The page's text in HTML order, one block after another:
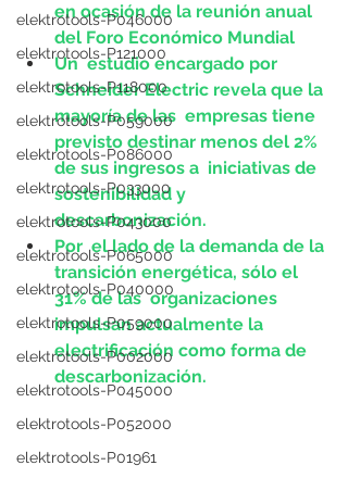
elektrotools-P046000
elektrotools-P121000
elektrotools-P118000
elektrotools-P059000
elektrotools-P086000
elektrotools-P033000
elektrotools-P043000
elektrotools-P065000
elektrotools-P040000
elektrotools-P059000
elektrotools-P002000
elektrotools-P045000
elektrotools-P052000
elektrotools-P01961
en ocasión de la reunión anual
del Foro Económico Mundial
Un  estudio encargado por
Schneider Electric revela que la
mayoría de las  empresas tiene
previsto destinar menos del 2%
de sus ingresos a  iniciativas de
sostenibilidad y
descarbonización.
Por  el lado de la demanda de la
transición energética, sólo el
31% de las  organizaciones
impulsan actualmente la
electrificación como forma de
descarbonización.